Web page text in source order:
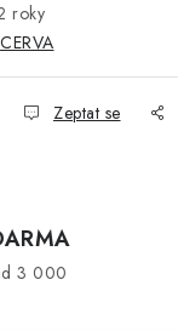
roky
CERVA
Zeptat se
3 000